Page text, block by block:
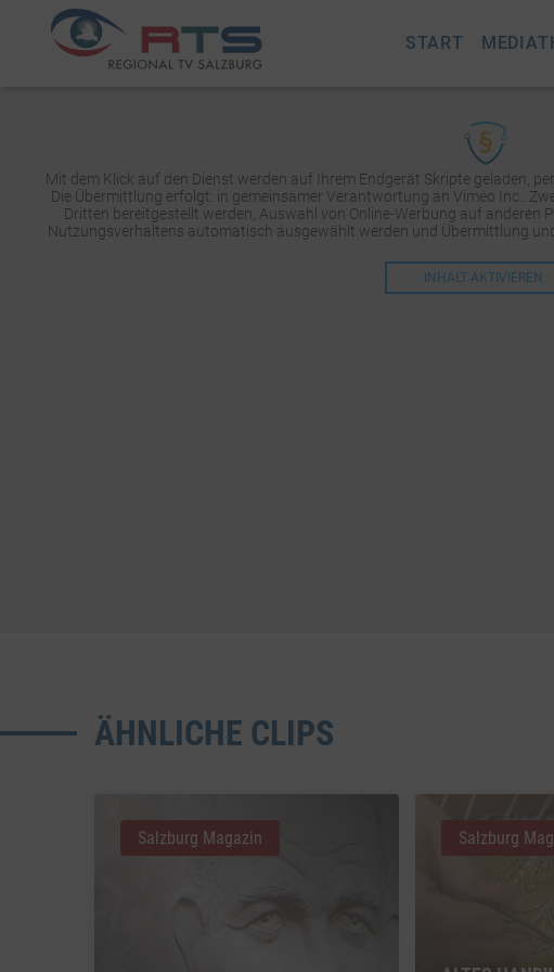
START
Mit dem Klick auf den Dienst werden auf Ihrem Endgerät Skripte geladen,
Die Übermittlung erfolgt: in gemeinsamer Verantwortung an Vimeo Inc..
Dritten bereitgestellt werden, Auswahl von Online-Werbung auf anderen
Nutzungsverhaltens automatisch ausgewählt werden und Übermittlung
INHALT AKTIVIEREN
ÄHNLICHE CLIPS
Salzburg Magazin Salzburg